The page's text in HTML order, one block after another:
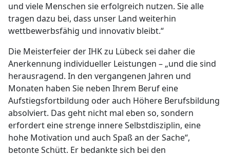
und viele Menschen sie erfolgreich nutzen. Sie alle
tragen dazu bei, dass unser Land weiterhin
wettbewerbsfähig und innovativ bleibt.“
Die Meisterfeier der IHK zu Lübeck sei daher die
Anerkennung individueller Leistungen – „und die sind
herausragend. In den vergangenen Jahren und
Monaten haben Sie neben Ihrem Beruf eine
Aufstiegsfortbildung oder auch Höhere Berufsbildung
absolviert. Das geht nicht mal eben so, sondern
erfordert eine strenge innere Selbstdisziplin, eine
hohe Motivation und auch Spaß an der Sache“,
betonte Schütt. Er bedankte sich bei den